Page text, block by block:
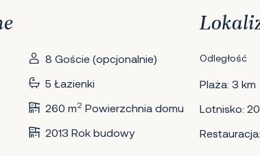
8 Goście (opcjonalnie)
5 Łazienki
260 m2 Powierzchnia domu
2013 Rok budowy
Odległość
Plaża: 3 km
Lotnisko: